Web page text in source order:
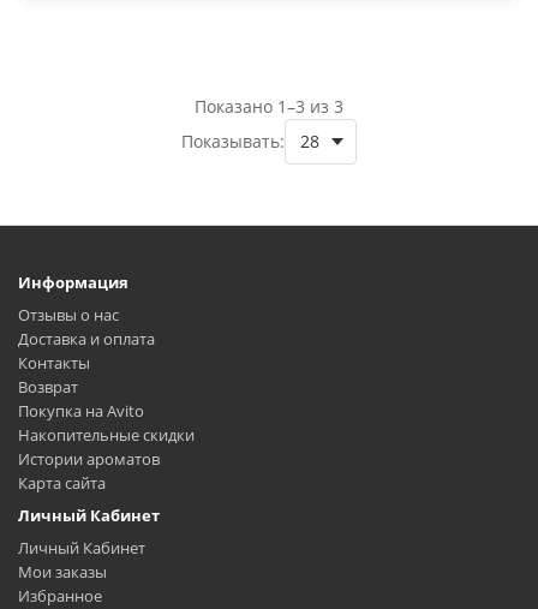
Показывать:
Показано 1–3 из 3
Информация
Отзывы о нас
Доставка и оплата
Контакты
Возврат
Покупка на Avito
Накопительные скидки
Истории ароматов
Карта сайта
Личный Кабинет
Личный Кабинет
Мои заказы
Избранное